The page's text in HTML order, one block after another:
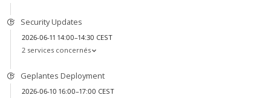
Security Updates
2026-06-11 14:00–14:30 CEST
2 services concernés
Geplantes Deployment
2026-06-10 16:00–17:00 CEST